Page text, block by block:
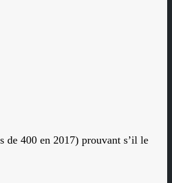
de 400 en 2017) prouvant s’il le